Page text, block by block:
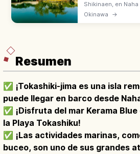
Shikinaen, en
construido en
Okinawa →
Resumen
✅ ¡Tokashiki-jima es una isla
puede llegar en barco desde
✅ ¡Disfruta del mar Kerama
la Playa Tokashiku!
✅ ¡Las actividades marinas,
buceo, son uno de sus grandes